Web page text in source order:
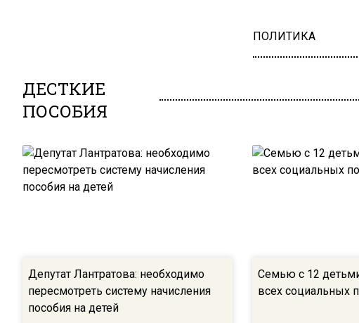
ПОЛИТИКА
ДЕСТКИЕ
ПОСОБИЯ
Депутат Лантратова: необходимо
пересмотреть систему начисления
пособия на детей
Семью с 12
всех социальных